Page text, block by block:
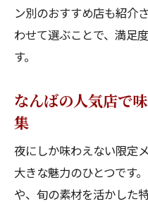
ン別のおすすめ店も紹介
わせて選ぶことで、満足
す。
なんばの人気店で
集
夜にしか味わえない限定
大きな魅力のひとつです
や、旬の素材を活かした